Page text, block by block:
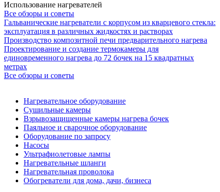
Использование нагревателей
Все обзоры и советы
Гальванические нагреватели с корпусом из кварцевого стекла:
эксплуатация в различных жидкостях и растворах
Производство композитной печи предварительного нагрева
Проектирование и создание термокамеры для
единовременного нагрева до 72 бочек на 15 квадратных
метрах
Все обзоры и советы
Нагревательное оборудование
Сушильные камеры
Взрывозащищенные камеры нагрева бочек
Паяльное и сварочное оборудование
Оборудование по запросу
Насосы
Ультрафиолетовые лампы
Нагревательные шланги
Нагревательная проволока
Обогреватели для дома, дачи, бизнеса